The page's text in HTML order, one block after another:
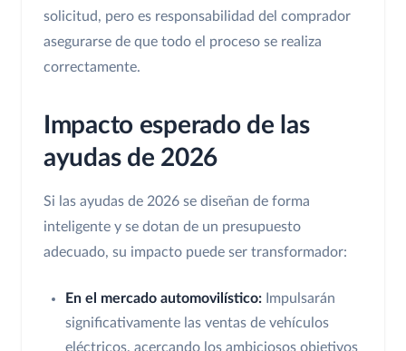
solicitud, pero es responsabilidad del comprador
asegurarse de que todo el proceso se realiza
correctamente.
Impacto esperado de las
ayudas de 2026
Si las ayudas de 2026 se diseñan de forma
inteligente y se dotan de un presupuesto
adecuado, su impacto puede ser transformador:
En el mercado automovilístico: Impulsarán
significativamente las ventas de vehículos
eléctricos, acercando los ambiciosos objetivos